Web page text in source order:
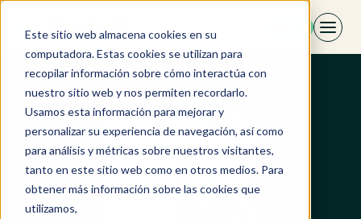
Este sitio web almacena cookies en su
computadora. Estas cookies se utilizan para
recopilar información sobre cómo interactúa con
nuestro sitio web y nos permiten recordarlo.
Usamos esta información para mejorar y
personalizar su experiencia de navegación, así como
para análisis y métricas sobre nuestros visitantes,
tanto en este sitio web como en otros medios. Para
obtener más información sobre las cookies que
utilizamos,
Saltar